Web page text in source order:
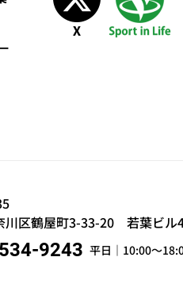
川区鶴屋町3-33-20 若葉ビル
9243 平日｜10:00～